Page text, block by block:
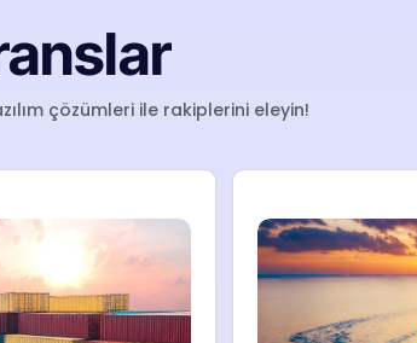
çözümleri ile rakiplerini eleyin!